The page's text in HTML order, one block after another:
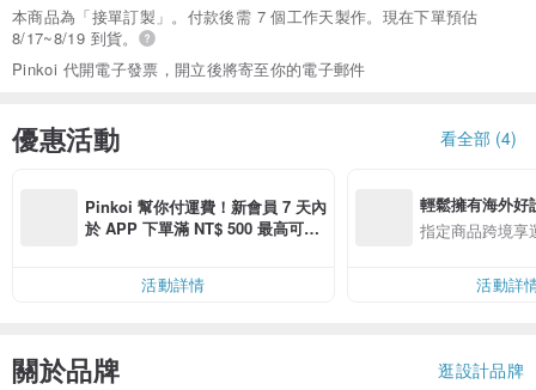
本商品為「接單訂製」。付款後需 7 個工作天製作。現在下單預估
8/17~8/19 到貨。
Pinkoi 代開電子發票，開立後將寄至你的電子郵件
優惠活動 看全部 (4)
Pinkoi 幫你付運費！新會員 7 天內
於 APP 下單滿 NT$ 500 最高可折
活動詳情
輕鬆擁有海外好
指定商品跨境享
活動詳
關於品牌 逛設計品牌